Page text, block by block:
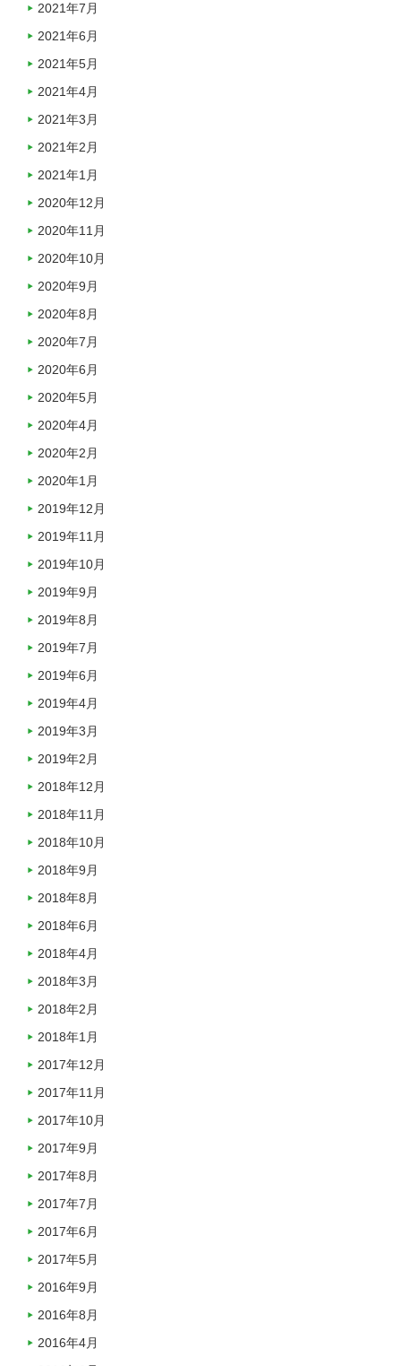
2021年7月
2021年6月
2021年5月
2021年4月
2021年3月
2021年2月
2021年1月
2020年12月
2020年11月
2020年10月
2020年9月
2020年8月
2020年7月
2020年6月
2020年5月
2020年4月
2020年2月
2020年1月
2019年12月
2019年11月
2019年10月
2019年9月
2019年8月
2019年7月
2019年6月
2019年4月
2019年3月
2019年2月
2018年12月
2018年11月
2018年10月
2018年9月
2018年8月
2018年6月
2018年4月
2018年3月
2018年2月
2018年1月
2017年12月
2017年11月
2017年10月
2017年9月
2017年8月
2017年7月
2017年6月
2017年5月
2016年9月
2016年8月
2016年4月